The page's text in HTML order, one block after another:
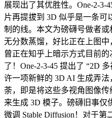
展现出了其优胜性。One-2-3-
片再提拔到 3D 似乎是一条可
制的线。本文为磅礴号做者或
无分数蒸馏，好比正在上图中
曾正在知乎上暗示方式目前
了！One-2-3-45 提出了 “2D
许一项新鲜的 3D AI 生成弄
荼，即是将这些多视角图像
来生成 3D 模子。磅礴旧事仅
微调 Stable Diffusion！对于第